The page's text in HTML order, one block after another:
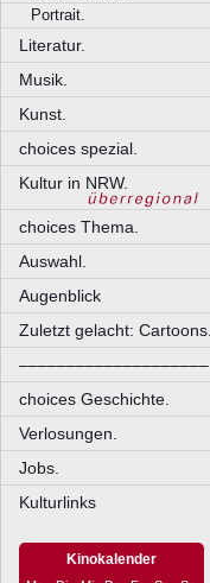
Portrait.
Literatur.
Musik.
Kunst.
choices spezial.
Kultur in NRW.
choices Thema.
Auswahl.
Augenblick
Zuletzt gelacht: Cartoons.
––––––––––––––––––––
choices Geschichte.
Verlosungen.
Jobs.
Kulturlinks
Kinokalender